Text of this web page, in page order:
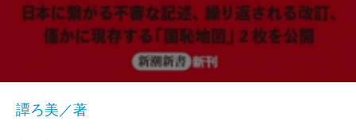
譚ろ美／著